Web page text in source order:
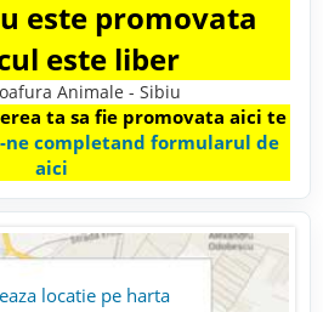
este promovata
este liber
Animale - Sibiu
ta sa fie promovata aici te
ne completand formularul de
aici
locatie pe harta